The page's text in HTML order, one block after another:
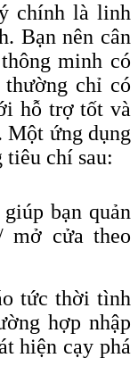
chính là linh
Bạn nên cân
minh có
chỉ có
hỗ trợ tốt và
Một ứng dụng
tiêu chí sau:
bạn quản
mở cửa theo
tức thời tình
hợp nhập
hiện cạy phá